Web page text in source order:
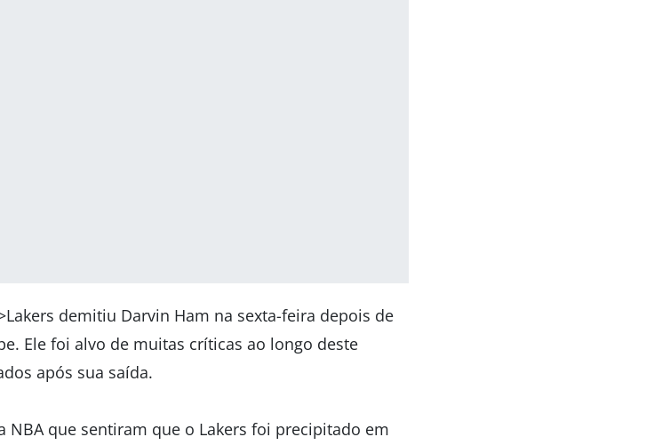
demitiu Darvin Ham na sexta-feira depois de
Ele foi alvo de muitas críticas ao longo deste
após sua saída.
que sentiram que o Lakers foi precipitado em